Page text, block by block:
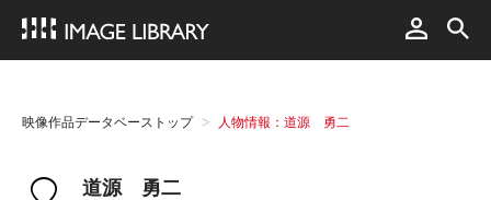
映像作品データベーストップ 人物情報：道源 勇二
道源 勇二